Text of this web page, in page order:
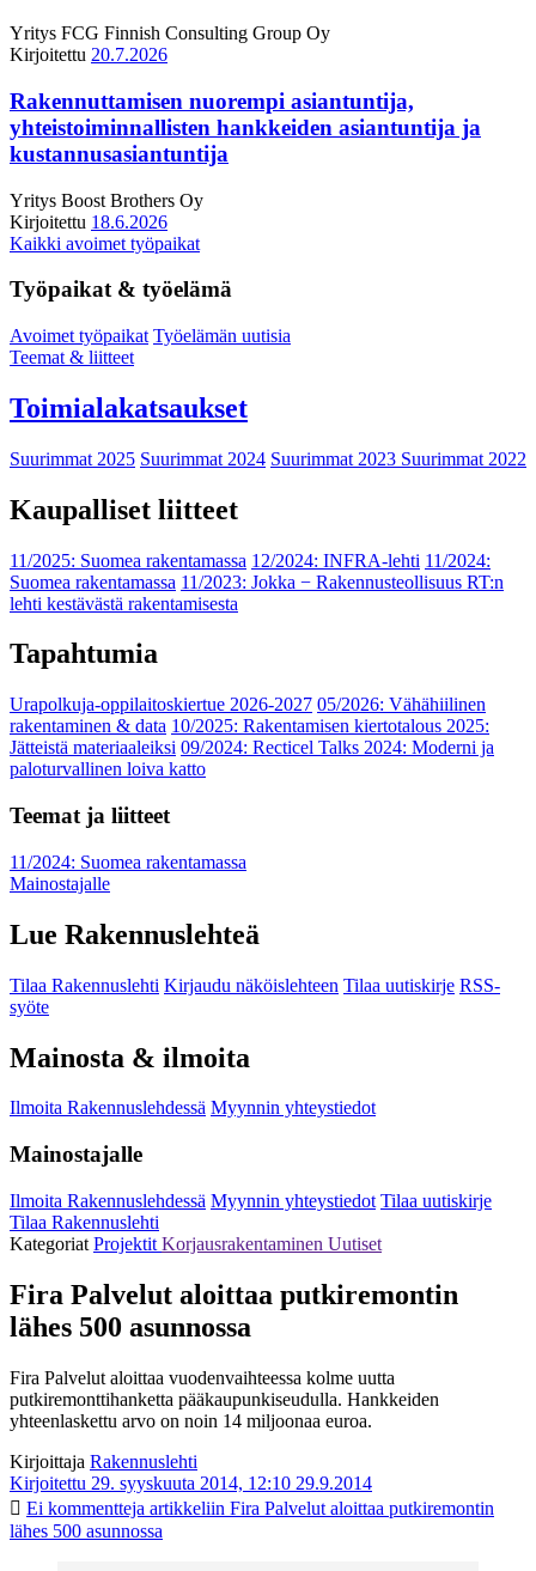
Yritys FCG Finnish Consulting Group Oy
Kirjoitettu 20.7.2026
Rakennuttamisen nuorempi asiantuntija,
yhteistoiminnallisten hankkeiden asiantuntija ja
kustannusasiantuntija
Yritys Boost Brothers Oy
Kirjoitettu 18.6.2026
Kaikki avoimet työpaikat
Työpaikat & työelämä
Avoimet työpaikat Työelämän uutisia
Teemat & liitteet
Toimialakatsaukset
Suurimmat 2025 Suurimmat 2024 Suurimmat 2023 Suurimmat 2022
Kaupalliset liitteet
11/2025: Suomea rakentamassa 12/2024: INFRA-lehti 11/2024:
Suomea rakentamassa 11/2023: Jokka − Rakennusteollisuus RT:n
lehti kestävästä rakentamisesta
Tapahtumia
Urapolkuja-oppilaitoskiertue 2026-2027 05/2026: Vähähiilinen
rakentaminen & data 10/2025: Rakentamisen kiertotalous 2025:
Jätteistä materiaaleiksi 09/2024: Recticel Talks 2024: Moderni ja
paloturvallinen loiva katto
Teemat ja liitteet
11/2024: Suomea rakentamassa
Mainostajalle
Lue Rakennuslehteä
Tilaa Rakennuslehti Kirjaudu näköislehteen Tilaa uutiskirje RSS-
syöte
Mainosta & ilmoita
Ilmoita Rakennuslehdessä Myynnin yhteystiedot
Mainostajalle
Ilmoita Rakennuslehdessä Myynnin yhteystiedot Tilaa uutiskirje
Tilaa Rakennuslehti
Kategoriat Projektit Korjausrakentaminen Uutiset
Fira Palvelut aloittaa putkiremontin
lähes 500 asunnossa
Fira Palvelut aloittaa vuodenvaihteessa kolme uutta
putkiremonttihanketta pääkaupunkiseudulla. Hankkeiden
yhteenlaskettu arvo on noin 14 miljoonaa euroa.
Kirjoittaja Rakennuslehti
Kirjoitettu 29. syyskuuta 2014, 12:10 29.9.2014
Ei kommentteja artikkeliin Fira Palvelut aloittaa putkiremontin
lähes 500 asunnossa